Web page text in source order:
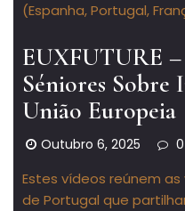
(Espanha, Portugal,
EUXFUTURE
Séniores Sobre
União Europeia
Outubro 6, 2025 0
Estes vídeos reúnem
de Portugal que